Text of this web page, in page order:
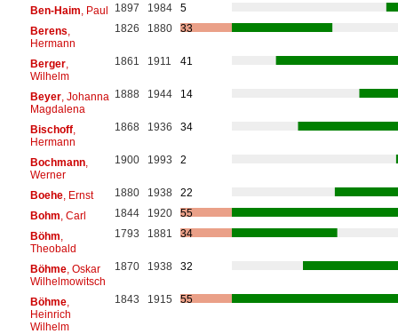
Ben-Haim , Paul 1897 1984
5
Berens
Hermann
1826 1880 33
Berger,
Wilhelm
1861 1911 41
Beyer, Johanna
Magdalena
1888 1944 14
Bischoff,
Hermann
1868 1936 34
Bochmann,
Werner
1900 1993 2
Boehe, Ernst 1880 1938
22
Bohm , Carl 1844 1920
55
Böhm
Theobald
1793 1881 34
Böhme, Oskar
Wilhelmowitsch
1870 1938 32
Böhme,
Heinrich
Wilhelm
1843 1915 55